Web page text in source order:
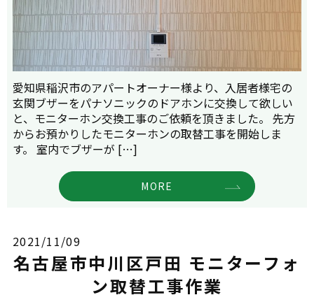
愛知県稲沢市のアパートオーナー様より、入居者様宅の
玄関ブザーをパナソニックのドアホンに交換して欲しい
と、モニターホン交換工事のご依頼を頂きました。 先方
からお預かりしたモニターホンの取替工事を開始しま
す。 室内でブザーが […]
MORE
2021/11/09
名古屋市中川区戸田 モニターフォ
ン取替工事作業